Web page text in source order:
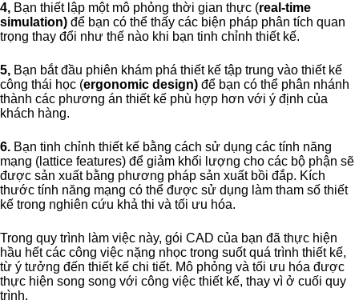
4, Bạn thiết lập một mô phỏng thời gian thực (real-time
simulation) để bạn có thể thấy các biện pháp phân tích quan
trọng thay đổi như thế nào khi bạn tinh chỉnh thiết kế.
5, Bạn bắt đầu phiên khám phá thiết kế tập trung vào thiết kế
công thái học (ergonomic design) để bạn có thể phân nhánh
thành các phương án thiết kế phù hợp hơn với ý định của
khách hàng.
6. Bạn tinh chỉnh thiết kế bằng cách sử dụng các tính năng
mạng (lattice features) để giảm khối lượng cho các bộ phận sẽ
được sản xuất bằng phương pháp sản xuất bồi đắp. Kích
thước tính năng mạng có thể được sử dụng làm tham số thiết
kế trong nghiên cứu khả thi và tối ưu hóa.
Trong quy trình làm việc này, gói CAD của bạn đã thực hiện
hầu hết các công việc nặng nhọc trong suốt quá trình thiết kế,
từ ý tưởng đến thiết kế chi tiết. Mô phỏng và tối ưu hóa được
thực hiện song song với công việc thiết kế, thay vì ở cuối quy
trình.